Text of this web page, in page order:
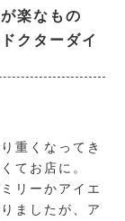
楽なもの
クターダイ
重くなってき
てお店に。
リーかアイエ
ましたが、ア